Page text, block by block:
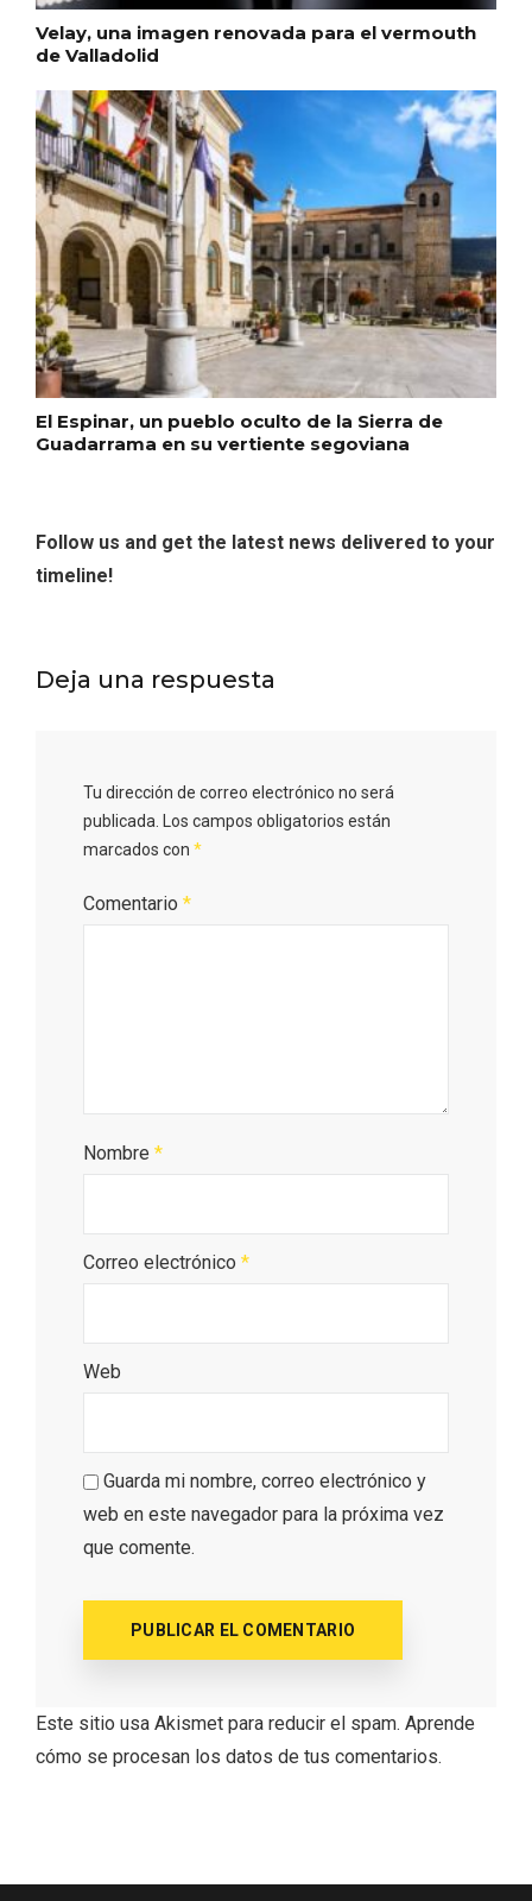
Velay, una imagen renovada para el vermouth
de Valladolid
El Espinar, un pueblo oculto de la Sierra de
Guadarrama en su vertiente segoviana
Follow us and get the latest news delivered to your
timeline!
Deja una respuesta
Tu dirección de correo electrónico no será
publicada.
Los campos obligatorios están
marcados con *
Comentario *
Nombre *
Correo electrónico *
Web
Guarda mi nombre, correo electrónico y
web en este navegador para la próxima vez
que comente.
Este sitio usa Akismet para reducir el spam. Aprende
cómo se procesan los datos de tus comentarios.
El Cronicón de Oña sale a la calle
Conciertos gratuitos del coro Wetherby
Feria del Vino de Toro 2026; descubre